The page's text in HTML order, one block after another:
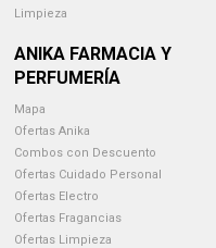
Limpieza
ANIKA FARMACIA Y
PERFUMERÍA
Mapa
Ofertas Anika
Combos con Descuento
Ofertas Cuidado Personal
Ofertas Electro
Ofertas Fragancias
Ofertas Limpieza